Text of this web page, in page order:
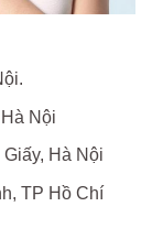
Nội
Hà Nội
TP Hồ Chí